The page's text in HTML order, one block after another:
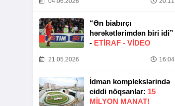
“Ən biabırçı
hərəkətlərimdən biri idi”
- ETIRAF - VİDEO
21.05.2026 16:04
İdman komplekslərində
ciddi nöqsanlar: 15
MILYON MANAT!